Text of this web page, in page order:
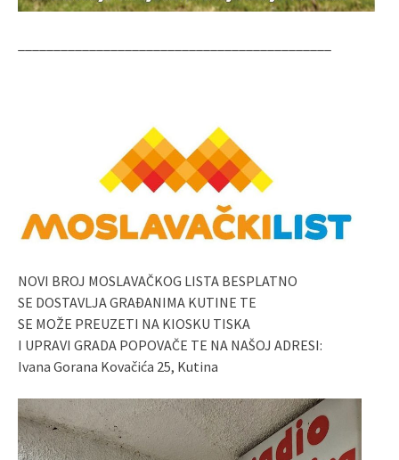
NOVI BROJ MOSLAVAČKOG LISTA BESPLATNO
SE DOSTAVLJA GRAĐANIMA KUTINE TE
SE MOŽE PREUZETI NA KIOSKU TISKA
I UPRAVI GRADA POPOVAČE TE NA NAŠOJ ADRESI:
Ivana Gorana Kovačića 25, Kutina